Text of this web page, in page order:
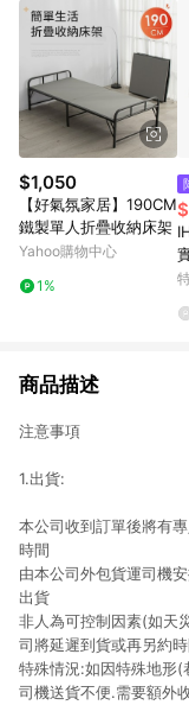
$1,050
【好氣氛家居】190CM
鐵製單人折疊收納床架
Yahoo購物中心
1%
商品描述
注意事項
1.出貨:
本公司收到訂單後將有
時間
由本公司外包貨運司機
出貨
非人為可控制因素(如天
司將延遲到貨或再另約
特殊情況:如因特殊地形
司機送貨不便.需要額外